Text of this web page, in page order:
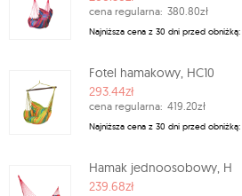
cena regularna: 380.80zł
Najniższa cena z 30 dni przed obniżką:
Fotel hamakowy, HC10
293.44zł
cena regularna: 419.20zł
Najniższa cena z 30 dni przed obniżką:
Hamak jednoosobowy, H
239.68zł